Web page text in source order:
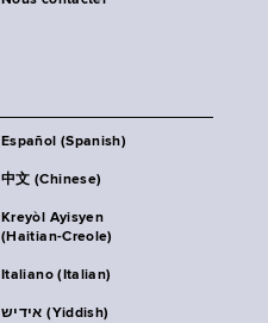
Español (Spanish)
中文 (Chinese)
Kreyòl Ayisyen
(Haitian-Creole)
Italiano (Italian)
אידיש (Yiddish)